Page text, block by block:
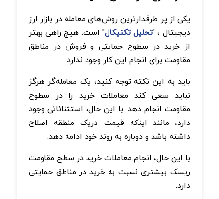
یکی از پر طرفدارترین روش‌های معامله در بازار ارز
دیجیتال ، "تحلیل تکنیکال" است. هیچ راهی بهتر
از خرید در سطوح حمایتی و فروش در مناطق
مقاومت برای انجام این کار وجود ندارد.
باید به این نکته توجه کنید، یک معامله‌گر هرگز
نباید سعی کند معاملات خرید را در سطوح
مقاومت انجام دهد. با این حال، استثنائاتی وجود
دارد، مانند اینکه قیمت دریک منطقه اصلاح
داشته باشد و دوباره به روند خود ادامه دهد.
با این حال، انجام معاملات خرید در سطح مقاومت
ریسک بیشتری نسبت به خرید در مناطق حمایتی
دارد.